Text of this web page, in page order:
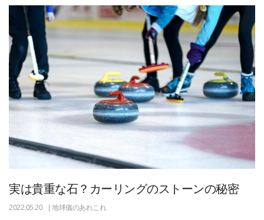
実は貴重な石？カーリングのストーンの秘密
2022.05.20 地球儀のあれこれ